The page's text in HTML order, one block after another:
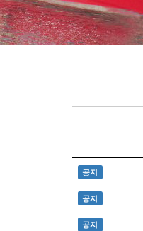
공지
공지
공지